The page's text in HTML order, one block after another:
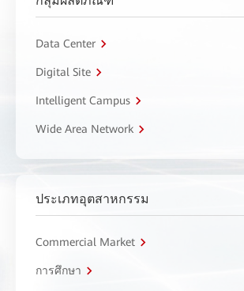
Data Center
Digital Site
Intelligent Campus
Wide Area Network
ประเภทอุตสาหกรรม
Commercial Market
การศึกษา